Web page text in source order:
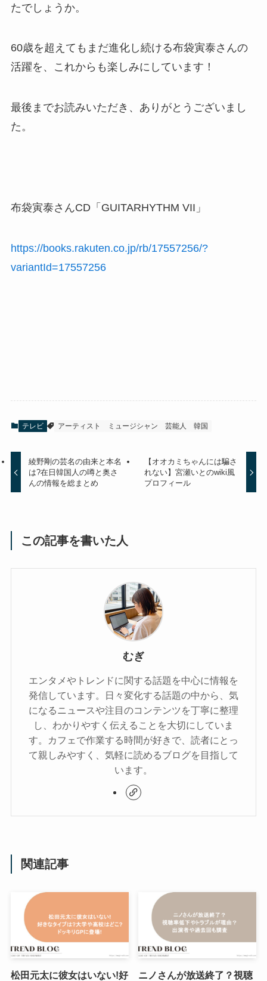
たでしょうか。
60歳を超えてもまだ進化し続ける布袋寅泰さんの
活躍を、これからも楽しみにしています！
最後までお読みいただき、ありがとうございまし
た。
布袋寅泰さんCD「GUITARHYTHM VII」
https://books.rakuten.co.jp/rb/17557256/?
variantId=17557256
テレビ アーティスト ミュージシャン 芸能人 韓国
綾野剛の芸名の由来と本名
は?在日韓国人の噂と奥さ
んの情報を総まとめ
【オオカミちゃんには騙さ
れない】宮瀬いとのwiki風
プロフィール
この記事を書いた人
むぎ
エンタメやトレンドに関する話題を中心に情報を
発信しています。日々変化する話題の中から、気
になるニュースや注目のコンテンツを丁寧に整理
し、わかりやすく伝えることを大切にしていま
す。カフェで作業する時間が好きで、読者にとっ
て親しみやすく、気軽に読めるブログを目指して
います。
関連記事
松田元太に彼女はいない!好 ニノさんが放送終了？視聴